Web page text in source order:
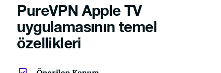
PureVPN Apple TV
uygulamasının temel
özellikleri